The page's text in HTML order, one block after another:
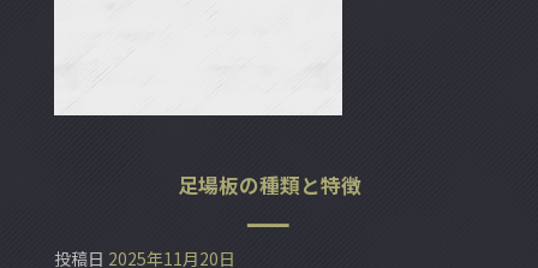
足場板の種類と特徴
投稿日 2025年11月20日